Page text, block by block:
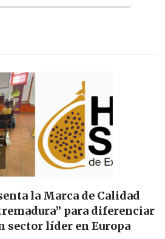
la Marca de Calidad
para diferenciar
sector líder en Europa